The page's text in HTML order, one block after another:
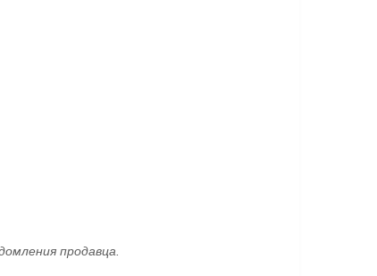
продавца.